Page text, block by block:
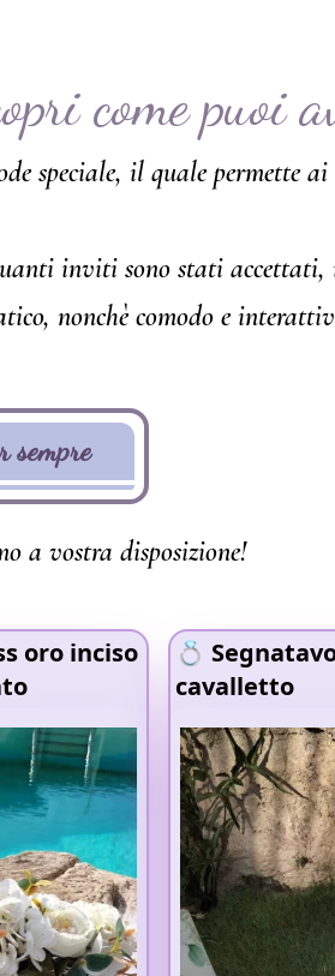
come puoi
speciale, il quale permette
inviti sono stati
nonchè comodo e
sempre
a vostra disposizione!
oro inciso
💍
cavalletto